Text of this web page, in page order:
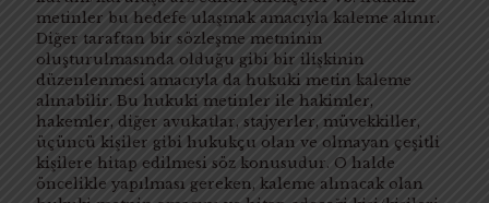
metinler bu hedefe ulaşmak amacıyla kaleme alınır.
Diğer taraftan bir sözleşme metninin
oluşturulmasında olduğu gibi bir ilişkinin
düzenlenmesi amacıyla da hukuki metin kaleme
alınabilir. Bu hukuki metinler ile hakimler,
hakemler, diğer avukatlar, stajyerler, müvekkiller,
üçüncü kişiler gibi hukukçu olan ve olmayan çeşitli
kişilere hitap edilmesi söz konusudur. O halde
öncelikle yapılması gereken, kaleme alınacak olan